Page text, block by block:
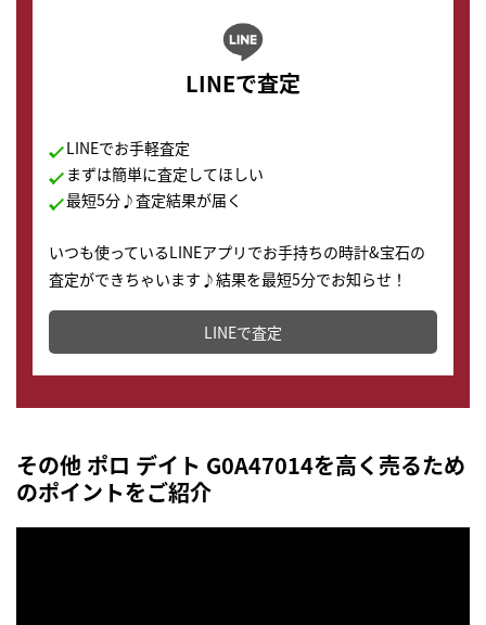
LINEで査定
LINEでお手軽査定
まずは簡単に査定してほしい
最短5分♪査定結果が届く
いつも使っているLINEアプリでお手持ちの時計&宝石の
査定ができちゃいます♪結果を最短5分でお知らせ！
どこからでもすぐに査定金額を知ることが出来ます。
LINEで査定
その他 ポロ デイト G0A47014を高く売るため
のポイントをご紹介